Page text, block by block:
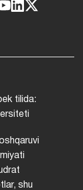
tilida:
shu